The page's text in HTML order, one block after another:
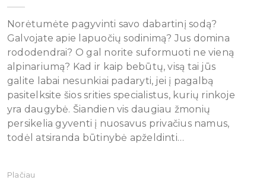
Norėtumėte pagyvinti savo dabartinį sodą?
Galvojate apie lapuočių sodinimą? Jus domina
rododendrai? O gal norite suformuoti ne vieną
alpinariumą? Kad ir kaip bebūtų, visą tai jūs
galite labai nesunkiai padaryti, jei į pagalbą
pasitelksite šios srities specialistus, kurių rinkoje
yra daugybė. Šiandien vis daugiau žmonių
persikelia gyventi į nuosavus privačius namus,
todėl atsiranda būtinybė apželdinti…
Plačiau